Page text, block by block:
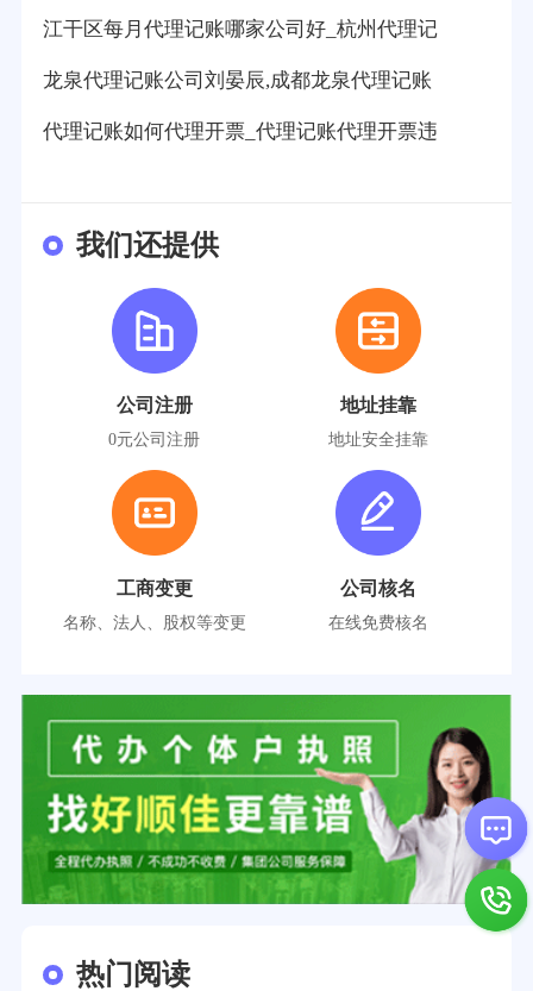
江干区每月代理记账哪家公司好_杭州代理记
龙泉代理记账公司刘晏辰,成都龙泉代理记账
代理记账如何代理开票_代理记账代理开票违
我们还提供
公司注册
0元公司注册
地址挂靠
地址安全挂靠
工商变更
名称、法人、股权等变更
公司核名
在线免费核名
热门阅读